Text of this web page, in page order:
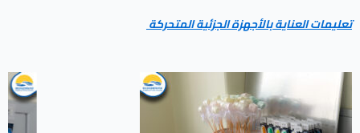
تعليمات العناية بالأجهزة الجزئية المتحركة